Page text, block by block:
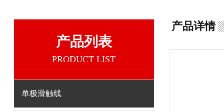
产品列表
PRODUCT LIST
单极滑触线
产品详情